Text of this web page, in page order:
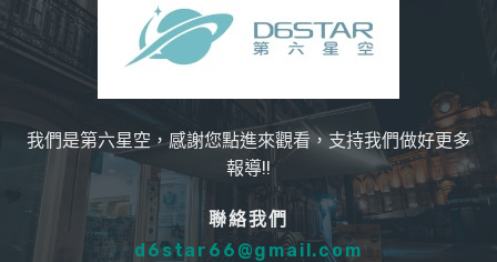
我們是第六星空，感謝您點進來觀看，支持我們做好更多
報導!!
聯絡我們
d6star66@gmail.com